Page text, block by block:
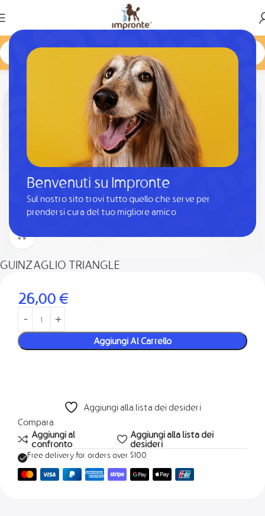
Benvenuti su Impronte
Sul nostro sito trovi tutto quello che serve per
prendersi cura del tuo migliore amico
Home GUINZAGLIO TRIANGLE
Clicca per ingrandire
GUINZAGLIO TRIANGLE
26,00 €
Aggiungi Al Carrello
Aggiungi alla lista dei desideri
Compara
Aggiungi al
confronto
Aggiungi alla lista dei
desideri
Free delivery for orders over $100